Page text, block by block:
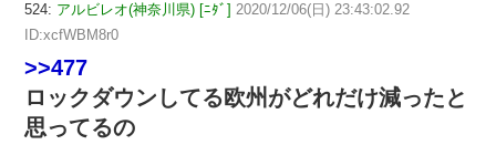
524: アルビレオ(神奈川県) [ﾆﾀﾞ] 2020/12/06(日) 23:43:02.92
ID:xcfWBM8r0
>>477
ロックダウンしてる欧州がどれだけ減ったと
思ってるの